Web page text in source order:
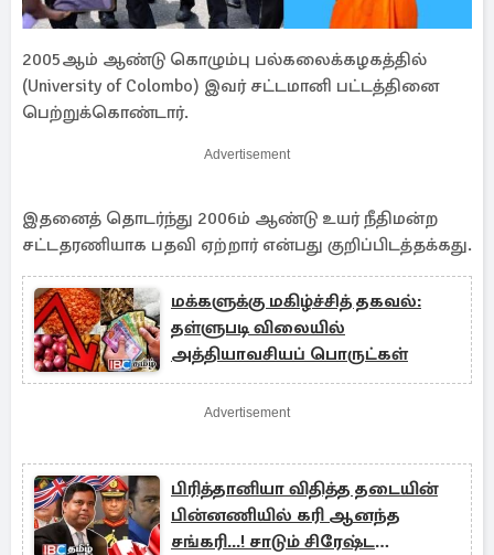
2005ஆம் ஆண்டு கொழும்பு பல்கலைக்கழகத்தில்
(University of Colombo) இவர் சட்டமானி பட்டத்தினை
பெற்றுக்கொண்டார்.
Advertisement
இதனைத் தொடர்ந்து 2006ம் ஆண்டு உயர் நீதிமன்ற
சட்டதரணியாக பதவி ஏற்றார் என்பது குறிப்பிடத்தக்கது.
மக்களுக்கு மகிழ்ச்சித் தகவல்:
தள்ளுபடி விலையில்
அத்தியாவசியப் பொருட்கள்
Advertisement
பிரித்தானியா விதித்த தடையின்
பின்னணியில் கரி ஆனந்த
சங்கரி...! சாடும் சிரேஷ்ட